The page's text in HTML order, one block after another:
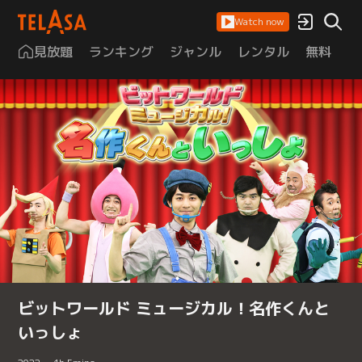
Watch now
見放題 ランキング ジャンル レンタル 無料
ビットワールド ミュージカル！名作くんと
いっしょ